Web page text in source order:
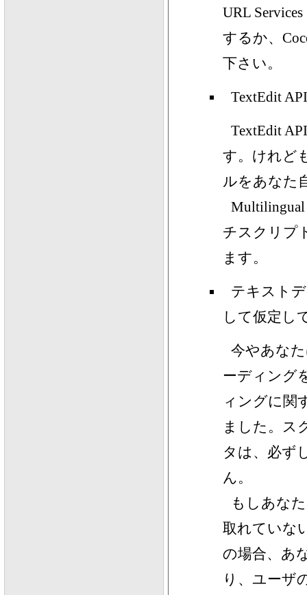
URL
するか、
下さい。
TextEdit
TextEdit
す。けれど
ルをあなた
Multilingual
チスクリプ
ます。
テキスト
して仮定し
今やあな
ーディング
ィングに関
ました。ス
タは、必ず
ん。
もしあな
取れていな
の場合、あ
り、ユーザ